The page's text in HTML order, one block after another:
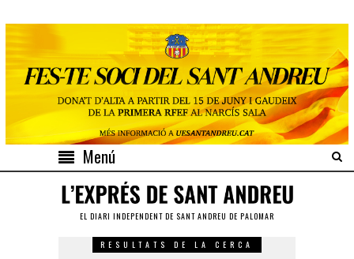
Menú
EL DIARI INDEPENDENT DE SANT ANDREU DE PALOMAR
RESULTATS DE LA CERCA